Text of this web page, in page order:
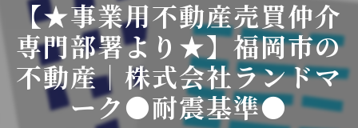
【★事業用不動産売買仲介
専門部署より★】福岡市の
不動産｜株式会社ランドマ
ーク●耐震基準●